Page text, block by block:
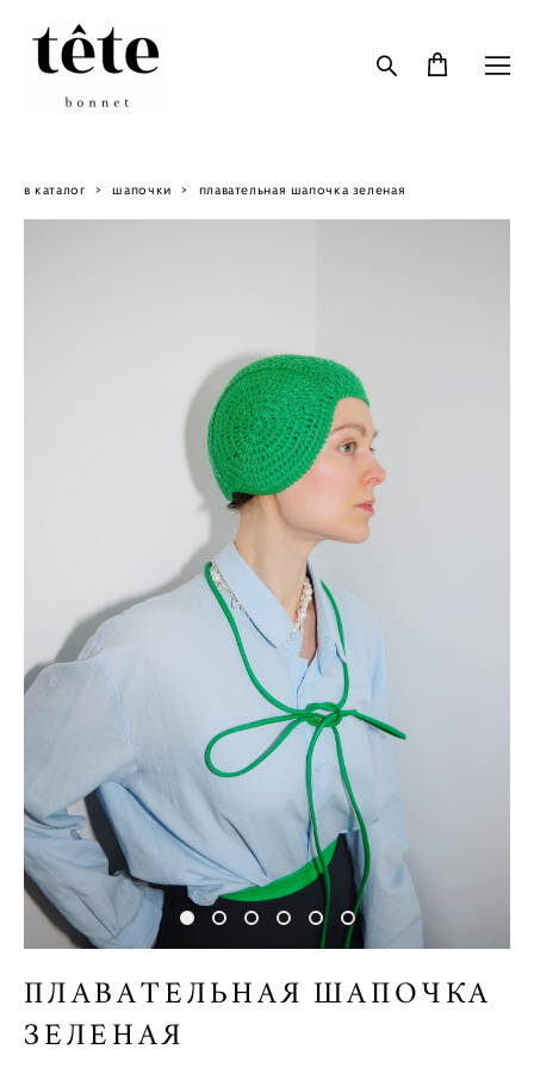
в каталог > шапочки > плавательная шапочка зеленая
ПЛАВАТЕЛЬНАЯ ШАПОЧКА
ЗЕЛЕНАЯ